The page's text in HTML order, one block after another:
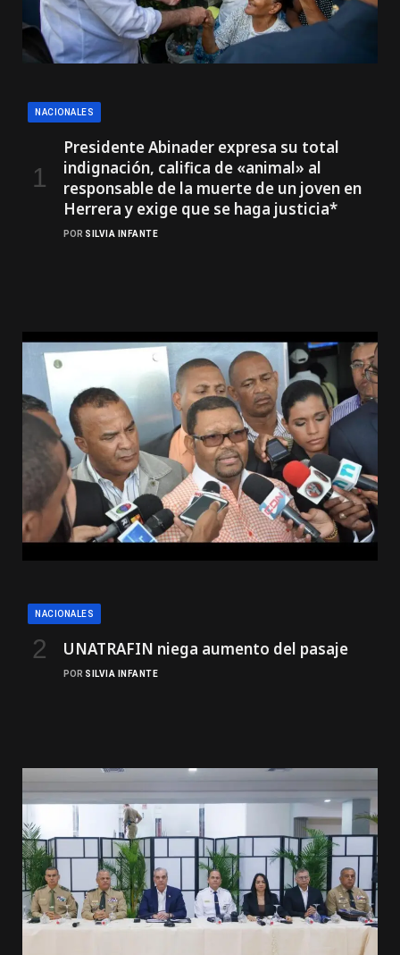
NACIONALES
Presidente Abinader expresa su total
indignación, califica de «animal» al
responsable de la muerte de un joven en
Herrera y exige que se haga justicia*
POR SILVIA INFANTE
NACIONALES
UNATRAFIN niega aumento del pasaje
POR SILVIA INFANTE